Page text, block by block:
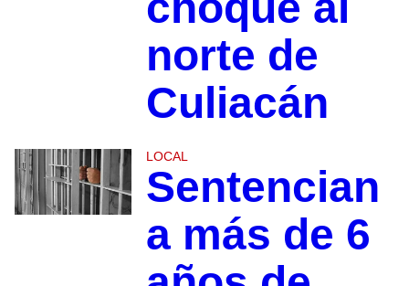
norte de
Culiacán
LOCAL
Sentencian
a más de 6